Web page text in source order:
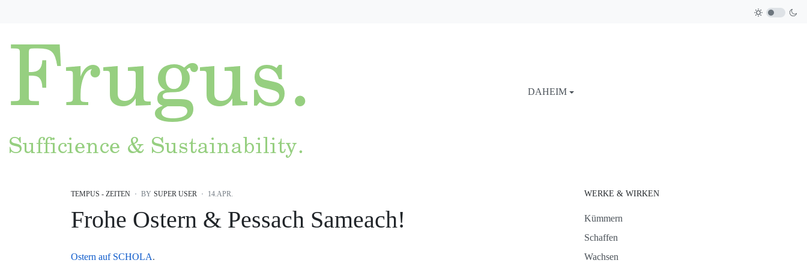
DAHEIM
TEMPUS - ZEITEN BY SUPER USER 14.APR.
Frohe Ostern & Pessach Sameach!
Ostern auf SCHOLA.
WERKE & WIRKEN
Kümmern
Schaffen
Wachsen